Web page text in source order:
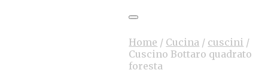
Home / Cucina / cuscini /
Cuscino Bottaro quadrato
foresta